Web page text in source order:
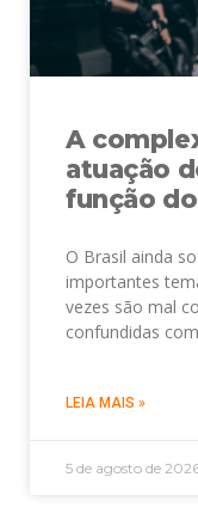
A
atuação
função
O Brasil ainda
importantes
vezes são mal
confundidas
LEIA MAIS »
5 de agosto de